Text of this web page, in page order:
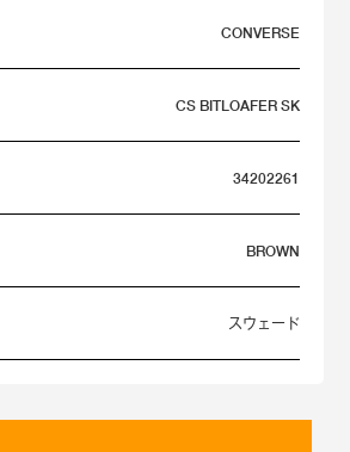
CONVERSE
CS BITLOAFER SK
34202261
BROWN
スウェード